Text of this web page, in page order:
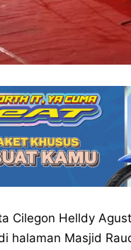
Cilegon Helldy
halaman Masjid